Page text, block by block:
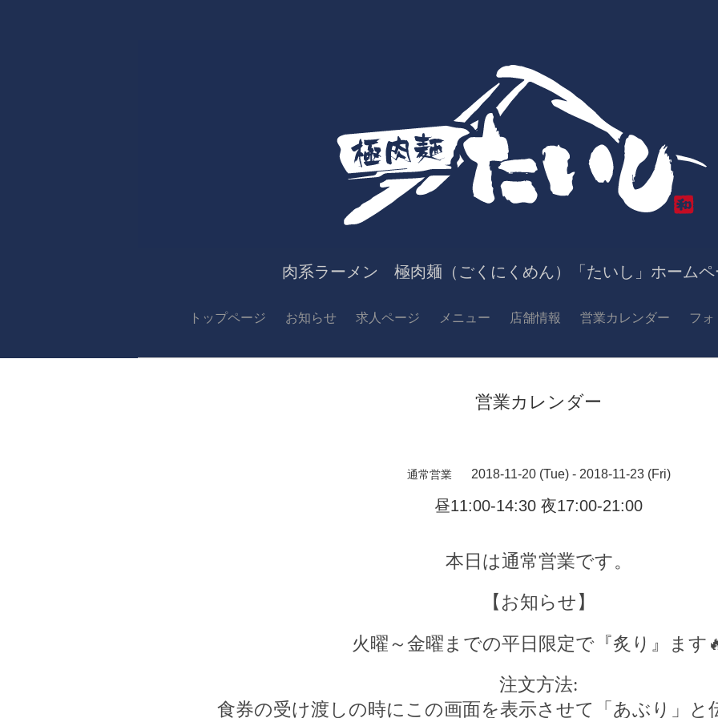
肉系ラーメン 極肉麺（ごくにくめん）「たいし」ホームペ
トップページ お知らせ 求人ページ メニュー 店舗情報 営業カレンダー フ
営業カレンダー
通常営業 2018-11-20 (Tue) - 2018-11-23 (Fri)
昼11:00-14:30 夜17:00-21:00
本日は通常営業です。
【お知らせ】
火曜～金曜までの平日限定で『炙り』ます
注文方法:
食券の受け渡しの時にこの画面を表示させて「あぶり」と